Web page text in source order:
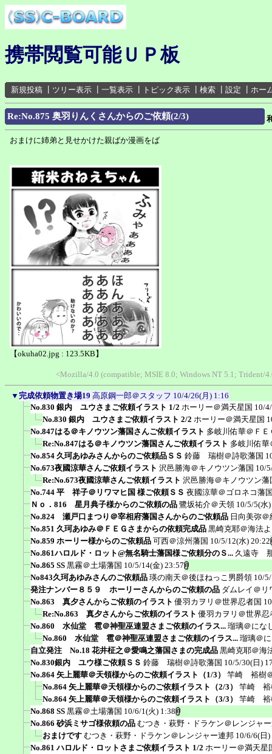
携帯閲覧可能ＵＰ板
新規投稿 ツリー表示 一覧表示 トピック表示 検索 設定 ホー
Re:No.875 奥羽りんくさんからのご依頼(2/3)
おまけに姉弟と見せかけた親ばか漫画をば
【okuha02.jpg : 123.5KB】
<Mozilla/4.0 (compatible; MSIE 8.0; Windows NT 5.1; Trident/
▼ 完成依頼物置き場19 高原鋼一郎＠スタッフ 10/4/26(月) 1:16
No.830 銀内 ユウさまご依頼イラスト 1/2 ホーリー＠満天星国 10/
No.830 銀内 ユウさまご依頼イラスト 2/2 ホーリー＠満天星国
No.847はる＠キノウツン藩国さんご依頼イラスト 多岐川佑華＠ＦＥ
Re:No.847はる＠キノウツン藩国さんご依頼イラスト 多岐川佑華
No.854 久珂あゆみさんからのご依頼品ＳＳ 鈴藤 瑞樹＠詩歌藩国
No.673夜國涼華さんご依頼イラスト 沢邑勝海＠キノウツン藩国 10/
Re:No.673夜國涼華さんご依頼イラスト 沢邑勝海＠キノウツン藩
No.744 平 祥子＠リワマヒ国 様ご依頼ＳＳ 夜國涼華＠ゴロネコ藩
Ｎｏ．816 星月典子様からのご依頼の品 鷺坂祐介＠天領 10/5/5(水
No.824 瀬戸口まつり＠宰相府藩国さんからのご依頼品 日向美弥
No.851 久珂あゆみ＠ＦＥＧさまからの依頼完成品 黒崎克耶＠海法
No.859 ホーリー様からのご依頼品 可西＠涼州藩国 10/5/12(水) 20:22
No.861ハロルド・ロット@無名騎士藩国様ご依頼分のＳ... 久遠寺
No.865 SS 黒霧＠土場藩国 10/5/14(金) 23:57
No843久珂あゆみさんのご依頼品 瑛の南天＠後ほねっこ男爵領 10/
発注ナンバー８５９ ホーリーさんからのご依頼の品 ダムレイ＠リ
No.863 真夕さんからご依頼のイラスト 優羽カヲリ＠世界忍者国
Re:No.863 真夕さんからご依頼のイラスト 優羽カヲリ＠世界忍
No.860 水仙堂 雹＠神聖巫連盟さまご依頼のイラス... 瑠璃＠にな
No.860 水仙堂 雹＠神聖巫連盟さまご依頼のイラス... 瑠璃＠
自立発注 No.18 花井柾之＠愛鳴之藩国さまの完成品 黒崎克耶＠海
No.830銀内 ユウ様ご依頼ＳＳ 鈴藤 瑞樹＠詩歌藩国 10/5/30(日)
No.864 矢上麗華＠天領様からのご依頼イラスト（1/3）
竿崎 裕樹
No.864 矢上麗華＠天領様からのご依頼イラスト（2/3）
竿崎 裕
No.864 矢上麗華＠天領様からのご依頼イラスト（3/3）
竿崎 裕
No.868 SS 黒霧＠土場藩国 10/6/1(火) 1:38
No.866 砂浜ミサゴ様依頼の品 むつき・萩野・ドラケン＠レンジャ
おまけです むつき・萩野・ドラケン＠レンジャー連邦 10/6/6(日)
No.861 ハロルド・ロットさまご依頼イラスト 1/2 ホーリー＠満天星